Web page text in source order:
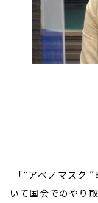
「“アベノマスク
いて国会で